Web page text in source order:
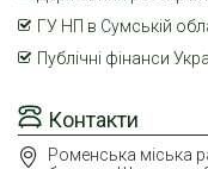
Контакти
Роменська міська
ГУ НП в Сумській
Публічні фінанси